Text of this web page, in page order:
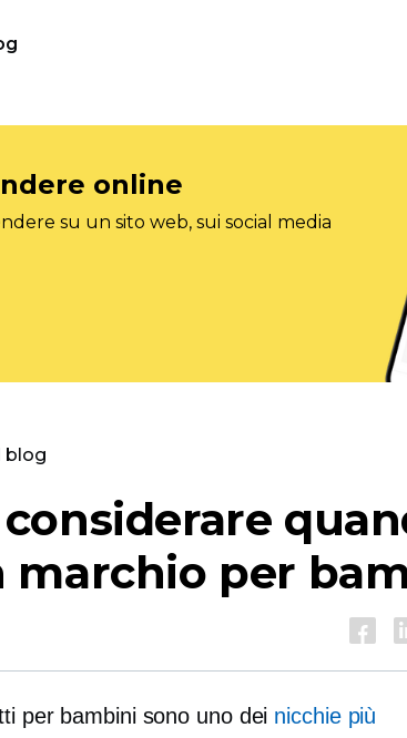
online
su un sito web, sui social media
blog
considerare
marchio per
per bambini sono uno dei nicchie più